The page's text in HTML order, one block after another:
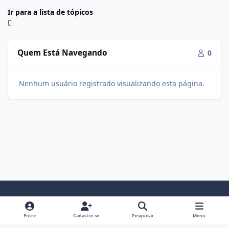
Ir para a lista de tópicos
Quem Está Navegando 0
Nenhum usuário registrado visualizando esta página.
Modo ClaroModo EscuroPreferência do Sistema
i
Entre Cadastre-se Pesquisar Menu